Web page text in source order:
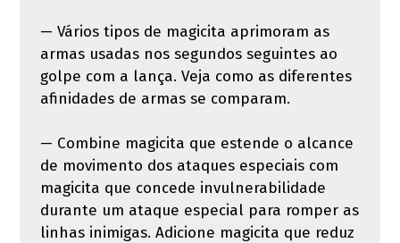
— Vários tipos de magicita aprimoram as
armas usadas nos segundos seguintes ao
golpe com a lança. Veja como as diferentes
afinidades de armas se comparam.
— Combine magicita que estende o alcance
de movimento dos ataques especiais com
magicita que concede invulnerabilidade
durante um ataque especial para romper as
linhas inimigas. Adicione magicita que reduz